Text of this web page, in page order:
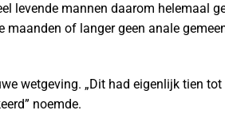
levende mannen daarom helemaal
of langer geen anale
wetgeving. „Dit had eigenlijk tien
noemde.